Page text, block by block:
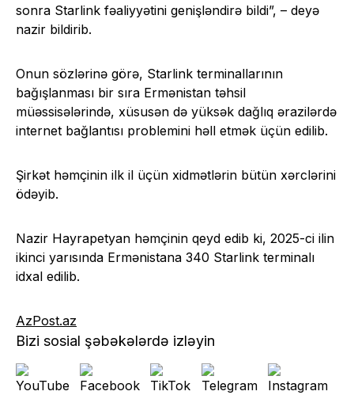
sonra Starlink fəaliyyətini genişləndirə bildi”, – deyə
nazir bildirib.
Onun sözlərinə görə, Starlink terminallarının
bağışlanması bir sıra Ermənistan təhsil
müəssisələrində, xüsusən də yüksək dağlıq ərazilərdə
internet bağlantısı problemini həll etmək üçün edilib.
Şirkət həmçinin ilk il üçün xidmətlərin bütün xərclərini
ödəyib.
Nazir Hayrapetyan həmçinin qeyd edib ki, 2025-ci ilin
ikinci yarısında Ermənistana 340 Starlink terminalı
idxal edilib.
AzPost.az
Bizi sosial şəbəkələrdə izləyin